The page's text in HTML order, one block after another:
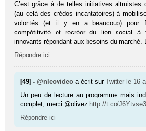
C’est grâce à de telles initiatives altruistes
(au delà des crédos incantatoires) à
volontés (et il y en a beaucoup) pour
compétitivité et recréer du lien social à
innovants répondant aux besoins du marché.
Répondre ici
[49] -@nleovideo a écrit surTwitter le 16
Un peu de lecture au programme mais
complet, merci @olivez http://t.co/
Répondre ici